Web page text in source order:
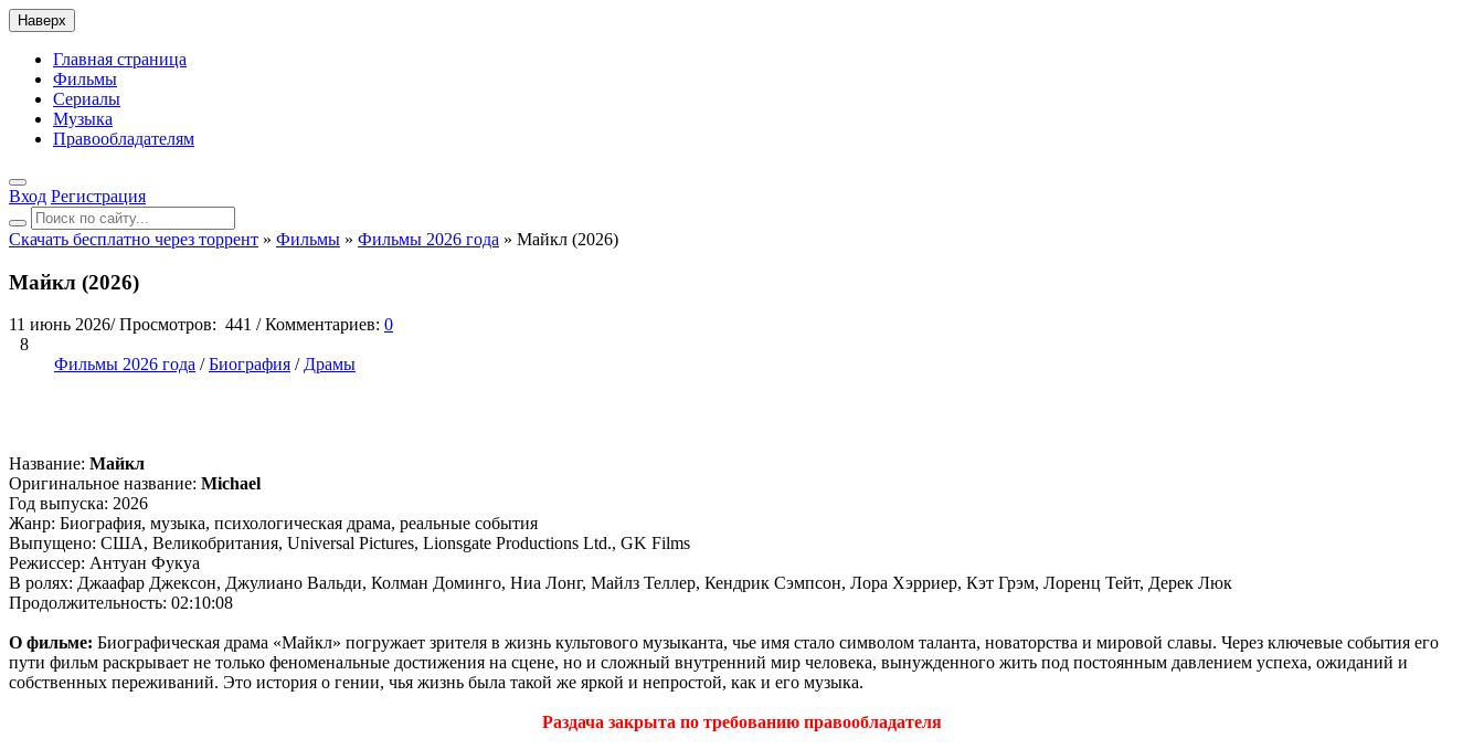
Наверх
Главная страница
Фильмы
Сериалы
Музыка
Правообладателям
Вход Регистрация
Скачать бесплатно через торрент » Фильмы » Фильмы 2026 года » Майкл (2026)
Майкл (2026)
11 июнь 2026/ Просмотров: 441 / Комментариев: 0
8
Фильмы 2026 года /Биография /Драмы
Название: Майкл
Оригинальное название: Michael
Год выпуска: 2026
Жанр: Биография, музыка, психологическая драма, реальные события
Выпущено: США, Великобритания, Universal Pictures, Lionsgate Productions Ltd., GK Films
Режиссер: Антуан Фукуа
В ролях: Джаафар Джексон, Джулиано Вальди, Колман Доминго, Ниа Лонг, Майлз Теллер, Кендрик Сэмпсон, Лора Хэрриер, Кэт Грэм, Лоренц Тейт, Дерек Люк
Продолжительность: 02:10:08
О фильме: Биографическая драма «Майкл» погружает зрителя в жизнь культового музыканта, чье имя стало символом таланта, новаторства и мировой славы. Через ключевые события его
пути фильм раскрывает не только феноменальные достижения на сцене, но и сложный внутренний мир человека, вынужденного жить под постоянным давлением успеха, ожиданий и
собственных переживаний. Это история о гении, чья жизнь была такой же яркой и непростой, как и его музыка.
Раздача закрыта по требованию правообладателя